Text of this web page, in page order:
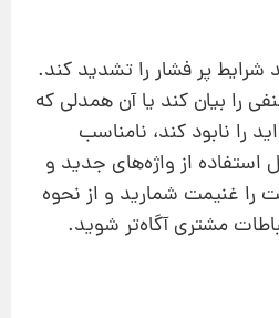
شرایط پر فشار را تشدید کند.
را بیان کند یا آن همدلی که
را نابود کند، نامناسب
استفاده از واژه‌های جدید و
را غنیمت شمارید و از نحوه
مشتری آگاه‌تر شوید.